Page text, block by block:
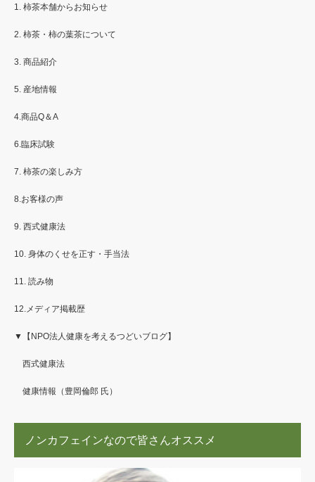
1. 柿茶本舗からお知らせ
2. 柿茶・柿の葉茶について
3. 商品紹介
5. 産地情報
4.商品Q＆A
6.臨床試験
7. 柿茶の楽しみ方
8.お客様の声
9. 西式健康法
10. 身体のくせを正す・手当法
11. 読み物
12.メディア掲載歴
▼【NPO法人健康を考えるつどいブログ】
西式健康法
健康情報（豊岡倫郎 氏）
ノンカフェインなので皆さんオススメ